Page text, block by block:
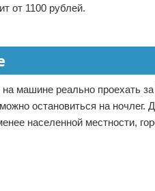
от 1100 рублей.
машине реально проехать
остановиться на
населенной местности,